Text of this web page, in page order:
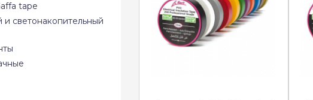
tape
светонакопительный